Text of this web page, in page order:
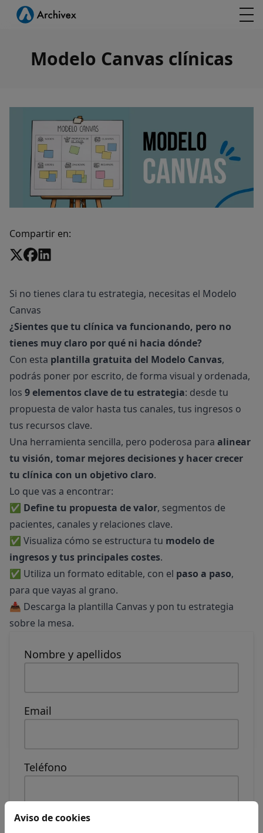
Modelo Canvas clínicas
Compartir en:
Si no tienes clara tu estrategia, necesitas el Modelo
Canvas
¿Sientes que tu clínica va funcionando, pero no
tienes muy claro por qué ni hacia dónde?
Con esta plantilla gratuita del Modelo Canvas,
podrás poner por escrito, de forma visual y ordenada,
los 9 elementos clave de tu estrategia: desde tu
propuesta de valor hasta tus canales, tus ingresos o
tus recursos clave.
Una herramienta sencilla, pero poderosa para alinear
tu visión, tomar mejores decisiones y hacer crecer
tu clínica con un objetivo claro.
Lo que vas a encontrar:
✅ Define tu propuesta de valor, segmentos de
pacientes, canales y relaciones clave.
✅ Visualiza cómo se estructura tu modelo de
ingresos y tus principales costes.
✅ Utiliza un formato editable, con el paso a paso,
para que vayas al grano.
📥 Descarga la plantilla Canvas y pon tu estrategia
sobre la mesa.
Nombre y apellidos
Email
Teléfono
Aviso de cookies